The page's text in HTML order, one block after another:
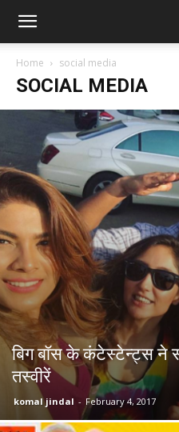
Home social media
SOCIAL MEDIA
बिग बॉस के कंटेस्टेन्ट्स ने
तस्वीरें
komal jindal - February 4, 2017